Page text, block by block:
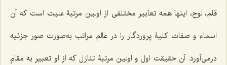
قلم، لوح، اینها همه تعابیر مختلفى از اولین مرتبۀ علیت است که آن
اسماء و صفات کلیۀ پروردگار را در عالم مراتب به‌صورت صور جزئیه
درمى‌آورد. آن حقیقت اول و اولین مرتبۀ تنازل که از او تعبیر به مقام